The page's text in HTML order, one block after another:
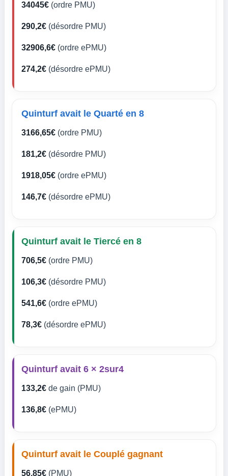
34045€ (ordre PMU)
290,2€ (désordre PMU)
32906,6€ (ordre ePMU)
274,2€ (désordre ePMU)
Quinturf avait le Quarté en 8
3166,65€ (ordre PMU)
181,2€ (désordre PMU)
1918,05€ (ordre ePMU)
146,7€ (désordre ePMU)
Quinturf avait le Tiercé en 8
706,5€ (ordre PMU)
106,3€ (désordre PMU)
541,6€ (ordre ePMU)
78,3€ (désordre ePMU)
Quinturf avait 6 × 2sur4
133,2€ de gain (PMU)
136,8€ (ePMU)
Quinturf avait le Couplé gagnant
56,85€ (PMU)